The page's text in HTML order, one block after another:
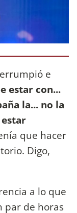
e
estar con...
la... no la
que hacer
Digo,
a lo que
par de horas